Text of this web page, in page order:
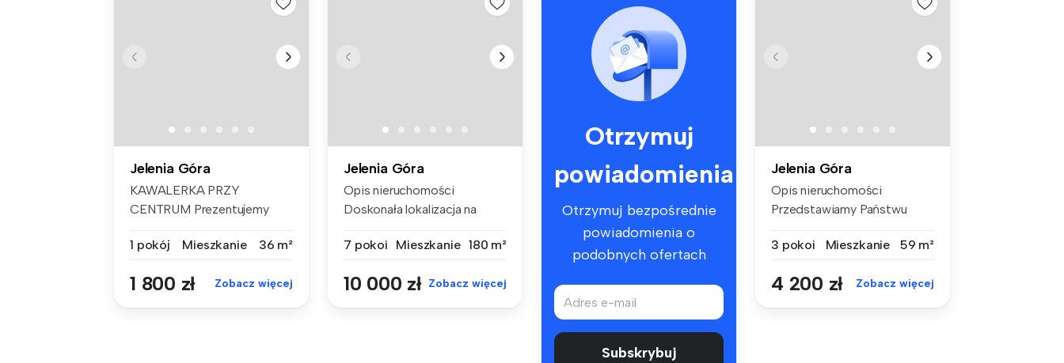
Jelenia Góra
KAWALERKA PRZY
CENTRUM Prezentujemy
1 pokój
Mieszkanie 36 m²
1 800 zł Zobacz więcej
Jelenia Góra
Opis nieruchomości
Doskonała lokalizacja na
7 pokoi
Mieszkanie 180 m²
10 000 zł Zobacz więcej
Otrzymuj
powiadomienia
Otrzymuj bezpośrednie
powiadomienia o
podobnych ofertach
Subskrybuj
Jelenia Góra
Opis nieruchomości
Przedstawiamy Państwu
3 pokoi
Mieszkanie 59 m²
4 200 zł Zobacz więcej